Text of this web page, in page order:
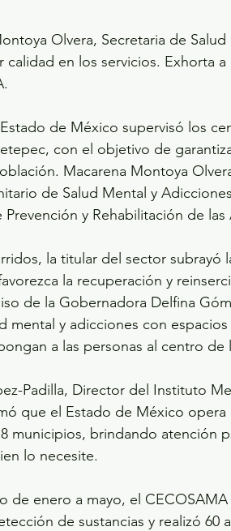
Olvera, Secretaria de
calidad en los servicios. Exhorta
de México supervisó los
con el objetivo de
Macarena Montoya
de Salud Mental y
y Rehabilitación de las
la titular del sector subrayó
la recuperación y
de la Gobernadora Delfina
mental y adicciones con
a las personas al centro de
Padilla, Director del Instituto
que el Estado de México opera
municipios, brindando atención
lo necesite.
de enero a mayo, el
de sustancias y realizó 60